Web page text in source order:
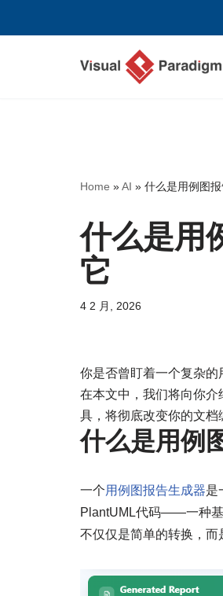
Home »AI » 什么是用例图
什么是用
它
4 2 月, 2026
你是否曾盯着一个复杂的
在本文中，我们将向你
具，将彻底改变你的文档
什么是用例
一个用例图报告生成器是
PlantUML代码——一种
不仅仅是简单的转换，而